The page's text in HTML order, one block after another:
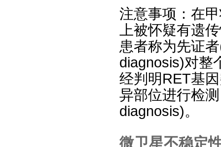
注意事项：在
上被怀疑有遗
患者称为先证
diagnosis)对整
经判明RET基
异部位进行检
diagnosis)。
微卫星不稳定